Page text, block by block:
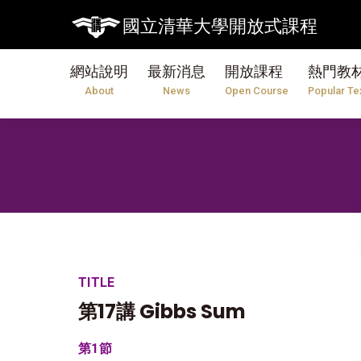
國立清華大學開放式課程
網站說明
About
最新消息
News
開放課程
Open Course
熱門教
Popular
TITLE
第17講 Gibbs Sum
第1節